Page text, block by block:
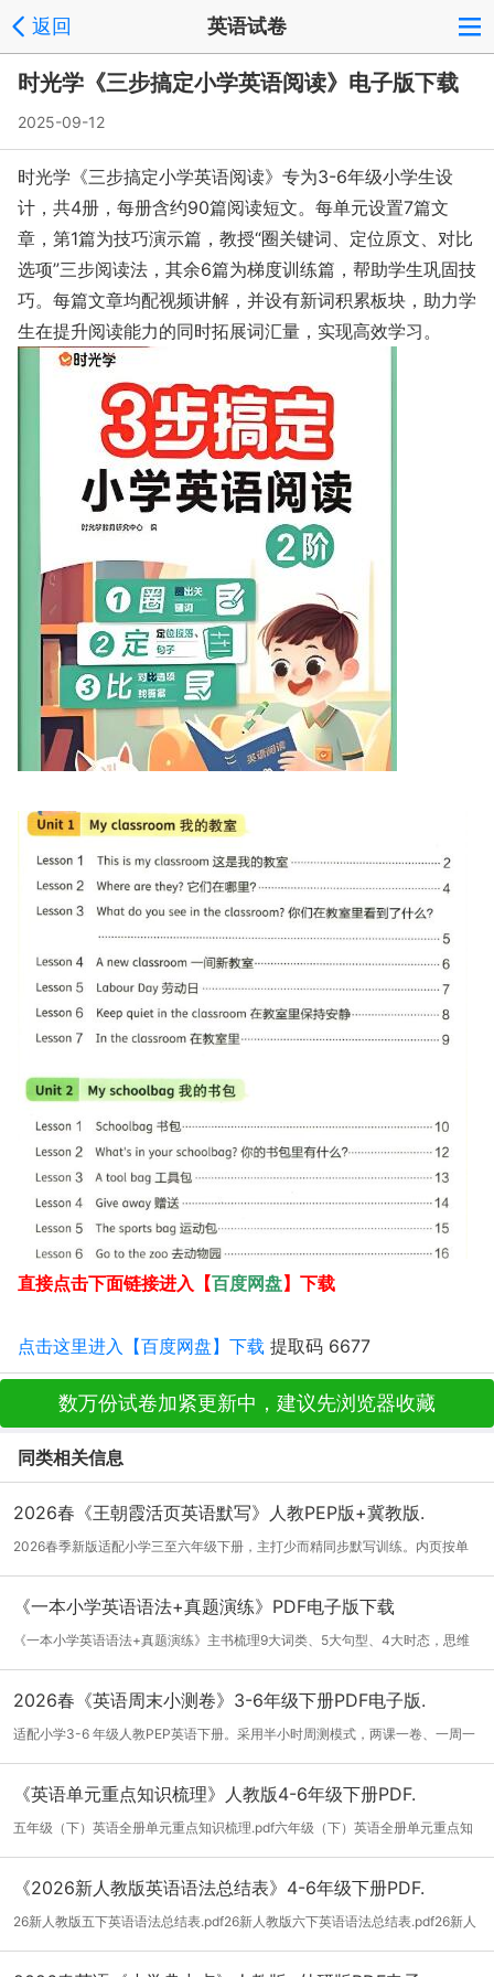
返回 英语试卷
时光学《三步搞定小学英语阅读》电子版下载
2025-09-12
时光学《三步搞定小学英语阅读》专为3-6年级小学生设
计，共4册，每册含约90篇阅读短文。每单元设置7篇文
章，第1篇为技巧演示篇，教授“圈关键词、定位原文、对比
选项”三步阅读法，其余6篇为梯度训练篇，帮助学生巩固技
巧。每篇文章均配视频讲解，并设有新词积累板块，助力学
生在提升阅读能力的同时拓展词汇量，实现高效学习。
直接点击下面链接进入【百度网盘】下载
点击这里进入【百度网盘】下载 提取码 6677
数万份试卷加紧更新中，建议先浏览器收藏
同类相关信息
2026春《王朝霞活页英语默写》人教PEP版+冀教版.
2026春季新版适配小学三至六年级下册，主打少而精同步默写训练。内页按单
元拆分单...[详细]
《一本小学英语语法+真题演练》PDF电子版下载
《一本小学英语语法+真题演练》主书梳理9大词类、5大句型、4大时态，思维
导图搭框...[详细]
2026春《英语周末小测卷》3-6年级下册PDF电子版.
适配小学3-6 年级人教PEP英语下册。采用半小时周测模式，两课一卷、一周一
测，完全...[详细]
《英语单元重点知识梳理》人教版4-6年级下册PDF.
五年级（下）英语全册单元重点知识梳理.pdf六年级（下）英语全册单元重点知
识梳理....[详细]
《2026新人教版英语语法总结表》4-6年级下册PDF.
26新人教版五下英语语法总结表.pdf26新人教版六下英语语法总结表.pdf26新人
教版四...[详细]